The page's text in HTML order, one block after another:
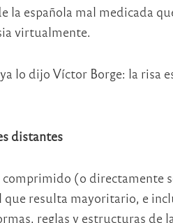
la española mal medicada
virtualmente.
lo dijo Víctor Borge: la risa
distantes
comprimido (o directamente
resulta mayoritario, e
reglas y estructuras de